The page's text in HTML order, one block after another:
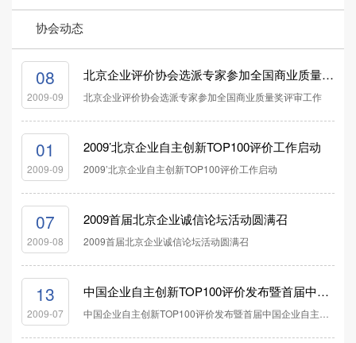
协会动态
08
2009-09
北京企业评价协会选派专家参加全国商业质量奖评审工作
北京企业评价协会选派专家参加全国商业质量奖评审工作
01
2009-09
2009’北京企业自主创新TOP100评价工作启动
2009’北京企业自主创新TOP100评价工作启动
07
2009-08
2009首届北京企业诚信论坛活动圆满召
2009首届北京企业诚信论坛活动圆满召
13
2009-07
中国企业自主创新TOP100评价发布暨首届中国企业自主创新高峰论坛成功举